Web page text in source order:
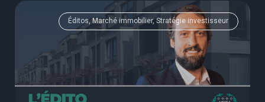
Éditos, Marché immobilier, Stratégie investisseur